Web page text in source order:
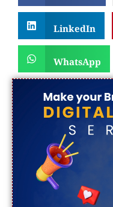
LinkedIn
WhatsApp